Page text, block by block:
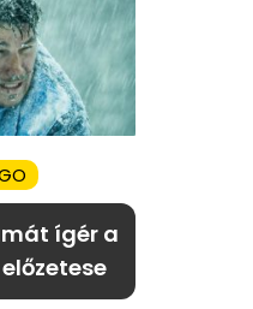
ígér a